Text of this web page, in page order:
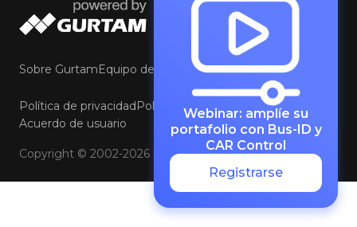
Sobre GurtamEquipo de GurtamContacte con Gurtam
Política de privacidadPolítica de cookies y preferencias
Acuerdo de usuario
Copyright © 2002-2026
Webinar: amplíe su
portafolio con Bus-ID y
CAR Control
Registrarse